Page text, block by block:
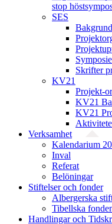
stop
SES
Bakgrund
Skrifter
KV21
Projekt-
KV21
KV21
Verksamhet
Kalendarium
Inval
Referat
Belöningar
Stiftelser och fonder
Albergerska
Tibellska
Handlingar och